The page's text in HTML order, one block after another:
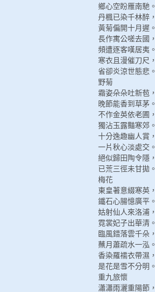
鄉心空盼雁南馳。
丹楓已染千林醉，
黃菊偏開十月遲。
長作寓公嗟去國，
頻遭逐客嘆居夷。
寒衣且漫催刀尺，
省卻炎涼世態悲。
野菊
霜姿朵朵吐新苞，
晚節能香到草茅。
不作金英依老圃，
獨沾玉露豔寒郊。
十分逸趣幽人賞，
一片秋心淡處交。
絕似歸田陶令隱，
已荒三徑未甘拋。
梅花
東皇著意綴寒英，
鐵石心腸憶廣平。
姑射仙人來洛浦，
霓裳妃子出華清。
臨風錯落雲千朵，
蘸月蕭疏水一泓。
香染羅襦衣帶濕，
是花是雪不分明。
重九旅懷
瀟瀟雨灑重陽節，